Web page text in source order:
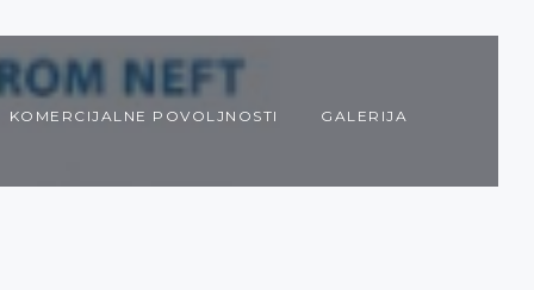
KOMERCIJALNE POVOLJNOSTI GALERIJA